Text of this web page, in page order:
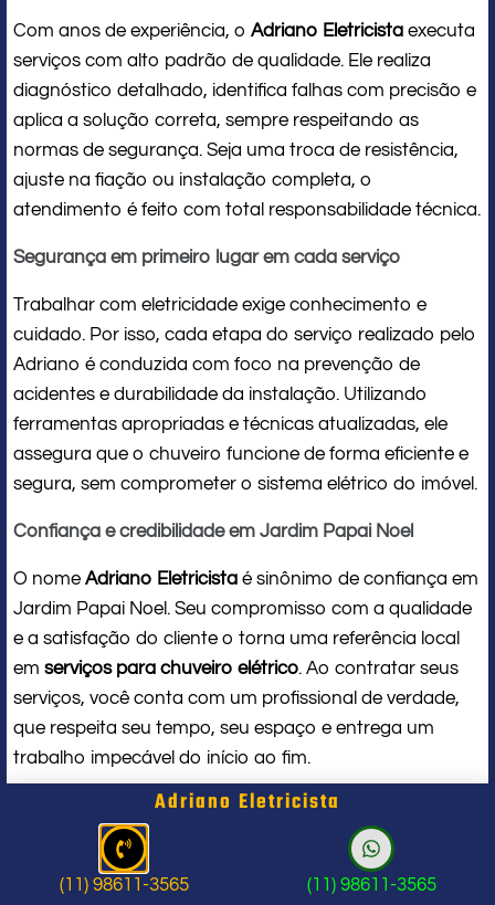
Com anos de experiência, o Adriano Eletricista executa
serviços com alto padrão de qualidade. Ele realiza
diagnóstico detalhado, identifica falhas com precisão e
aplica a solução correta, sempre respeitando as
normas de segurança. Seja uma troca de resistência,
ajuste na fiação ou instalação completa, o
atendimento é feito com total responsabilidade técnica.
Segurança em primeiro lugar em cada serviço
Trabalhar com eletricidade exige conhecimento e
cuidado. Por isso, cada etapa do serviço realizado pelo
Adriano é conduzida com foco na prevenção de
acidentes e durabilidade da instalação. Utilizando
ferramentas apropriadas e técnicas atualizadas, ele
assegura que o chuveiro funcione de forma eficiente e
segura, sem comprometer o sistema elétrico do imóvel.
Confiança e credibilidade em Jardim Papai Noel
O nome Adriano Eletricista é sinônimo de confiança em
Jardim Papai Noel. Seu compromisso com a qualidade
e a satisfação do cliente o torna uma referência local
em serviços para chuveiro elétrico. Ao contratar seus
serviços, você conta com um profissional de verdade,
que respeita seu tempo, seu espaço e entrega um
trabalho impecável do início ao fim.
Problema com chuveiro: sinais que
indicam a hora de chamar um
profissional
Adriano Eletricista
(11) 98611-3565 (11) 98611-3565